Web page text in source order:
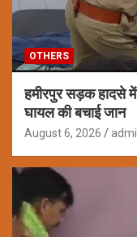
OTHERS
हमीरपुर सड़क हादसे में
घायल की बचाई जान
August 6, 2026